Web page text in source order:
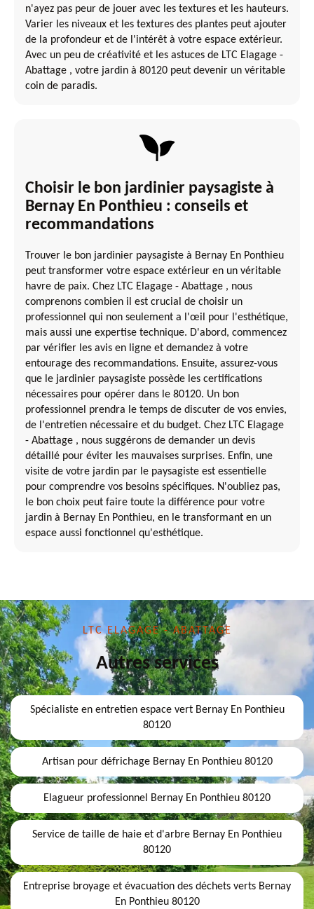
n'ayez pas peur de jouer avec les textures et les hauteurs.
Varier les niveaux et les textures des plantes peut ajouter
de la profondeur et de l'intérêt à votre espace extérieur.
Avec un peu de créativité et les astuces de LTC Elagage -
Abattage , votre jardin à 80120 peut devenir un véritable
coin de paradis.
Choisir le bon jardinier paysagiste à
Bernay En Ponthieu : conseils et
recommandations
Trouver le bon jardinier paysagiste à Bernay En Ponthieu
peut transformer votre espace extérieur en un véritable
havre de paix. Chez LTC Elagage - Abattage , nous
comprenons combien il est crucial de choisir un
professionnel qui non seulement a l'œil pour l'esthétique,
mais aussi une expertise technique. D'abord, commencez
par vérifier les avis en ligne et demandez à votre
entourage des recommandations. Ensuite, assurez-vous
que le jardinier paysagiste possède les certifications
nécessaires pour opérer dans le 80120. Un bon
professionnel prendra le temps de discuter de vos envies,
de l'entretien nécessaire et du budget. Chez LTC Elagage
- Abattage , nous suggérons de demander un devis
détaillé pour éviter les mauvaises surprises. Enfin, une
visite de votre jardin par le paysagiste est essentielle
pour comprendre vos besoins spécifiques. N'oubliez pas,
le bon choix peut faire toute la différence pour votre
jardin à Bernay En Ponthieu, en le transformant en un
espace aussi fonctionnel qu'esthétique.
LTC ELAGAGE - ABATTAGE
Autres services
Spécialiste en entretien espace vert Bernay En Ponthieu
80120
Artisan pour défrichage Bernay En Ponthieu 80120
Elagueur professionnel Bernay En Ponthieu 80120
Service de taille de haie et d'arbre Bernay En Ponthieu
80120
Entreprise broyage et évacuation des déchets verts Bernay
En Ponthieu 80120